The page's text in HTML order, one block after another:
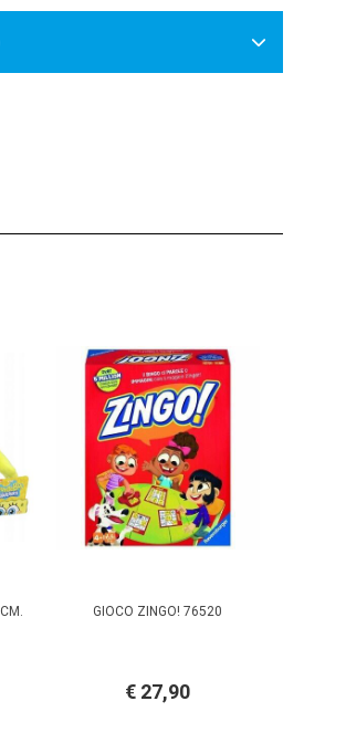
GIOCO ZINGO! 76520
€ 27,90